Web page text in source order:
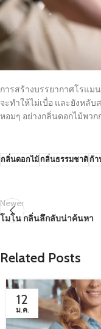
การสร้างบรรยากาศโรแม
จะทำให้ไม่เบื่อ และยังหลั
หอมๆ อย่างกลิ่นดอกไม้พว
กลิ่นดอกไม้กลิ่นธรรมชาติก้า
Newer
โมโน กลิ่นลึกลับน่าค้นหา
Related Posts
12
ม.ค.